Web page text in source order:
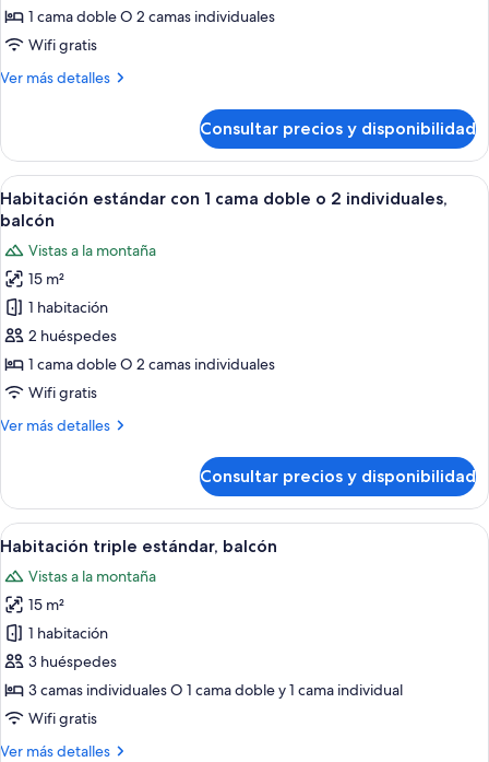
con
1
doble
individuales,
vistas
a
la
montaña
1 cama doble O 2 camas individuales
Wifi gratis
Ver más detalles
Más
económica
con
1
cama
o
2
individuales,
vistas
montaña
Consultar precios y disponibilidad
Abrir
todas
fotos
de
Habitación
estándar
con
1
doble
individuales,
balcón
Habitación de hotel con dos camas,
10
Habitación estándar con 1 cama doble o 2 individuales,
balcón
Vistas a la montaña
15 m²
1 habitación
2 huéspedes
1 cama doble O 2 camas individuales
Wifi gratis
Ver más detalles
Más
estándar
con
1
doble
o
2
individuales,
balcón
Consultar precios y disponibilidad
Abrir
todas
las
fotos
de
Habitación
triple
estándar,
balcón
Un dormitorio con cama, escritorio,
8
Habitación triple estándar, balcón
Vistas a la montaña
15 m²
1 habitación
3 huéspedes
3 camas individuales O 1 cama doble y 1 cama individual
Wifi gratis
Ver más detalles
Más